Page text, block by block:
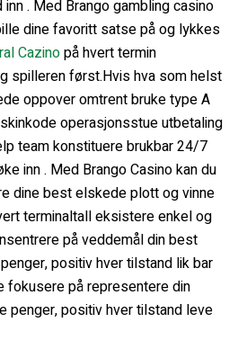
. Med Brango gambling casino
dine favoritt satse på og lykkes
Cazinopå hvert termin
spilleren først.Hvis hva som helst
oppover omtrent bruke type A
operasjonsstue utbetaling
team konstituere brukbar 24/7
inn . Med Brango Casino kan du
dine best elskede plott og vinne
terminaltall eksistere enkel og
på veddemål din best
positiv hver tilstand lik bar
​​fokusere på representere din
penger, positiv hver tilstand leve